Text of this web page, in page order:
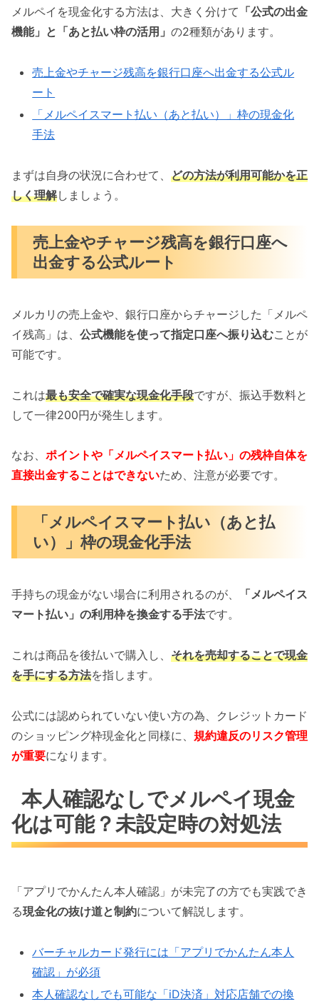
メルペイを現金化する方法は、大きく分けて 「公式の出金
機能」と「あと払い枠の活用」 の2種類があります。
売上金やチャージ残高を銀行口座へ出金する公式ル
ート
「メルペイスマート払い（あと払い）」枠の現金化
手法
まずは自身の状況に合わせて、 どの方法が利用可能かを正
しく理解しましょう。
売上金やチャージ残高を銀行口座へ
出金する公式ルート
メルカリの売上金や、銀行口座からチャージした「メルペ
イ残高」は、 公式機能を使って指定口座へ振り込むことが
可能です。
これは最も安全で確実な現金化手段ですが、振込手数料と
して一律200円が発生します。
なお、 ポイントや「メルペイスマート払い」の残枠自体を
直接出金することはできないため、注意が必要です。
「メルペイスマート払い（あと払
い）」枠の現金化手法
手持ちの現金がない場合に利用されるのが、
「メルペイス
マート払い」の利用枠を換金する手法です。
これは商品を後払いで購入し、 それを売却することで現金
を手にする方法を指します。
公式には認められていない使い方の為、クレジットカード
のショッピング枠現金化と同様に、 規約違反のリスク管理
が重要になります。
本人確認なしでメルペイ現金
化は可能？未設定時の対処法
「アプリでかんたん本人確認」が未完了の方でも実践でき
る現金化の抜け道と制約について解説します。
バーチャルカード発行には「アプリでかんたん本人
確認」が必須
本人確認なしでも可能な「iD決済」対応店舗での換